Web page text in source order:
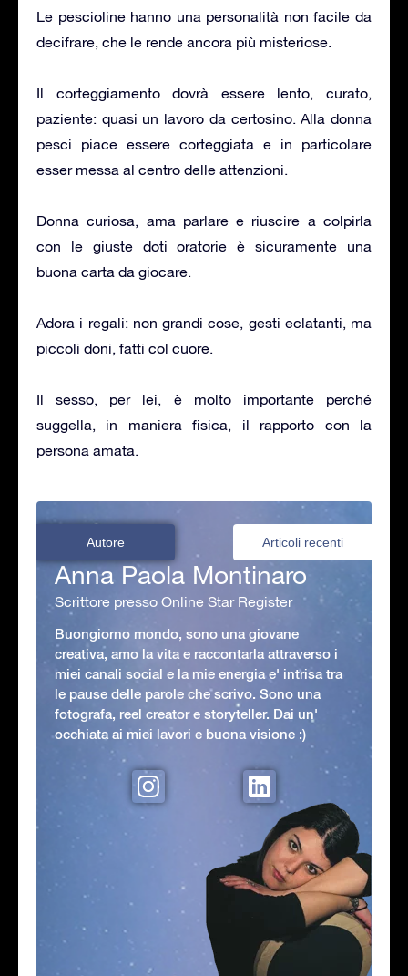
Le pescioline hanno una personalità non facile da
decifrare, che le rende ancora più misteriose.
Il corteggiamento dovrà essere lento, curato,
paziente: quasi un lavoro da certosino. Alla donna
pesci piace essere corteggiata e in particolare
esser messa al centro delle attenzioni.
Donna curiosa, ama parlare e riuscire a colpirla
con le giuste doti oratorie è sicuramente una
buona carta da giocare.
Adora i regali: non grandi cose, gesti eclatanti, ma
piccoli doni, fatti col cuore.
Il sesso, per lei, è molto importante perché
suggella, in maniera fisica, il rapporto con la
persona amata.
Autore Articoli recenti
Anna Paola Montinaro
Scrittore presso Online Star Register
Buongiorno mondo, sono una giovane
creativa, amo la vita e raccontarla attraverso i
miei canali social e la mie energia e' intrisa tra
le pause delle parole che scrivo. Sono una
fotografa, reel creator e storyteller. Dai un'
occhiata ai miei lavori e buona visione :)